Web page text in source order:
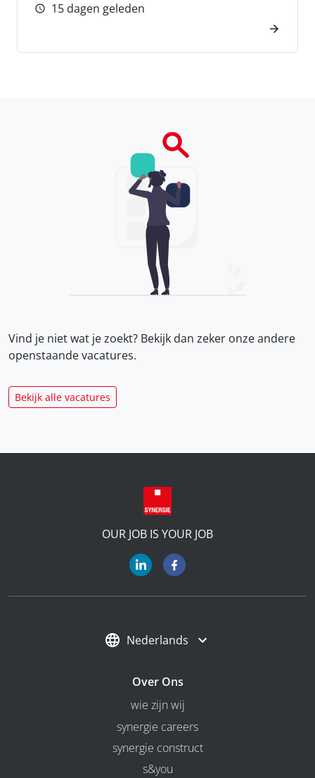
15 dagen geleden
Vind je niet wat je zoekt? Bekijk dan zeker onzeandere
openstaande vacatures.
Bekijk alle vacatures
OUR JOB IS YOUR JOB
Nederlands
Over Ons
wie zijn wij
synergie careers
synergie construct
s&you